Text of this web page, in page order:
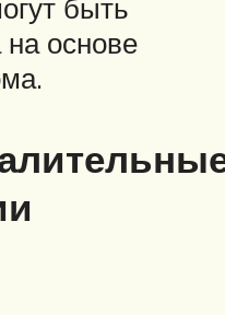
быть
основе